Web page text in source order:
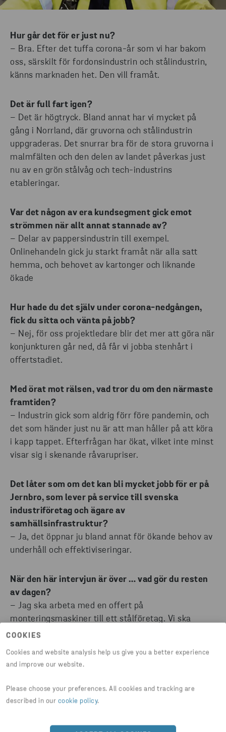
COOKIES
Cookies and website analysis help us give you a better experience
and improve our website.
Please choose your preferences. All cookies and tracking are
described in our cookie policy.
Hur går det för er just nu?
– Bra. Efter det tuffa corona-år som vi har bakom
oss, särskilt för fordonsindustrin och stålindustrin,
känns marknaden het. Den vill framåt.
Det är full fart igen?
– Det är högtryck. Bland annat har vi mycket på
gång i Norrland, där gruvorna och stålindustrin
uppgraderas. Det snurrar bra för de stora gruvorna i
malmfälten och den delen av landet påverkas just
nu av en grön stålvåg och tech-industrins
etableringar.
Var det någon av era kund­segment gick emot
strömmen när allt annat stannade av?
– Delar av pappersindustrin till exempel.
Onlinehandeln gick ju starkt framåt när alla satt
hemma, och behovet av kartonger och liknande
ökade
Hur hade du det själv under corona-nedgången,
fick du sitta och vänta på jobb?
– Nej, för oss projektledare blir det mer att göra när
konjunkturen går ned, då får vi jobba stenhårt i
offertstadiet.
Med örat mot rälsen, vad tror du om den närmaste
framtiden?
– Industrin gick som aldrig förr före pandemin, och
det som händer just nu är att man håller på att köra
i kapp tappet. Efterfrågan har ökat, vilket inte minst
visar sig i skenande råvarupriser.
Det låter som om det kan bli mycket jobb för er på
Jernbro, som lever på service till svenska
industriföretag och ägare av
samhällsinfrastruktur?
– Ja, det öppnar ju bland annat för ökande behov av
underhåll och effektiviseringar.
När den här intervjun är över … vad gör du resten
av dagen?
– Jag ska arbeta med en offert på
monteringsmaskiner till ett stålföretag. Vi ska
konstruera, svetsa ihop, montera och göra
– Ja, det är en del avancerade detaljer.